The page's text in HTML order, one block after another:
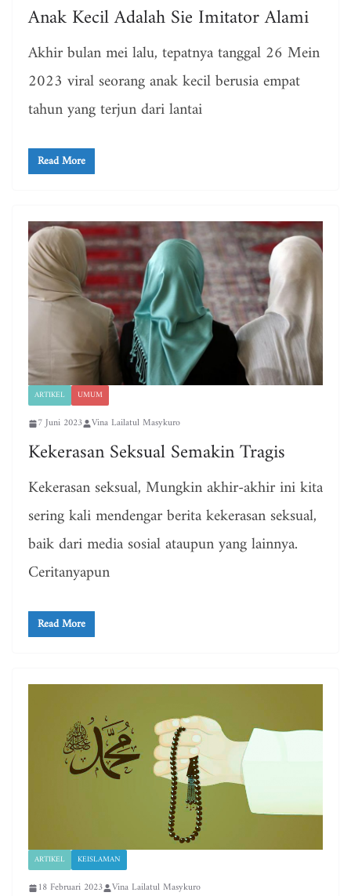
Anak Kecil Adalah Sie Imitator Alami
Akhir bulan mei lalu, tepatnya tanggal 26 Mein
2023 viral seorang anak kecil berusia empat
tahun yang terjun dari lantai
Read More
ARTIKEL UMUM
7 Juni 2023 Vina Lailatul Masykuro
Kekerasan Seksual Semakin Tragis
Kekerasan seksual, Mungkin akhir-akhir ini kita
sering kali mendengar berita kekerasan seksual,
baik dari media sosial ataupun yang lainnya.
Ceritanyapun
Read More
ARTIKEL KEISLAMAN
18 Februari 2023 Vina Lailatul Masykuro